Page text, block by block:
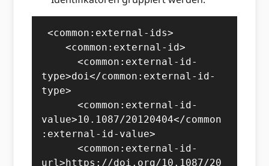
<common:external-ids>
    <common:external-id>
      <common:external-id-
type>doi</common:external-id-
type>
      <common:external-id-
value>10.1087/20120404</common
:external-id-value>
      <common:external-id-
url>https://doi.org/10.1087/20